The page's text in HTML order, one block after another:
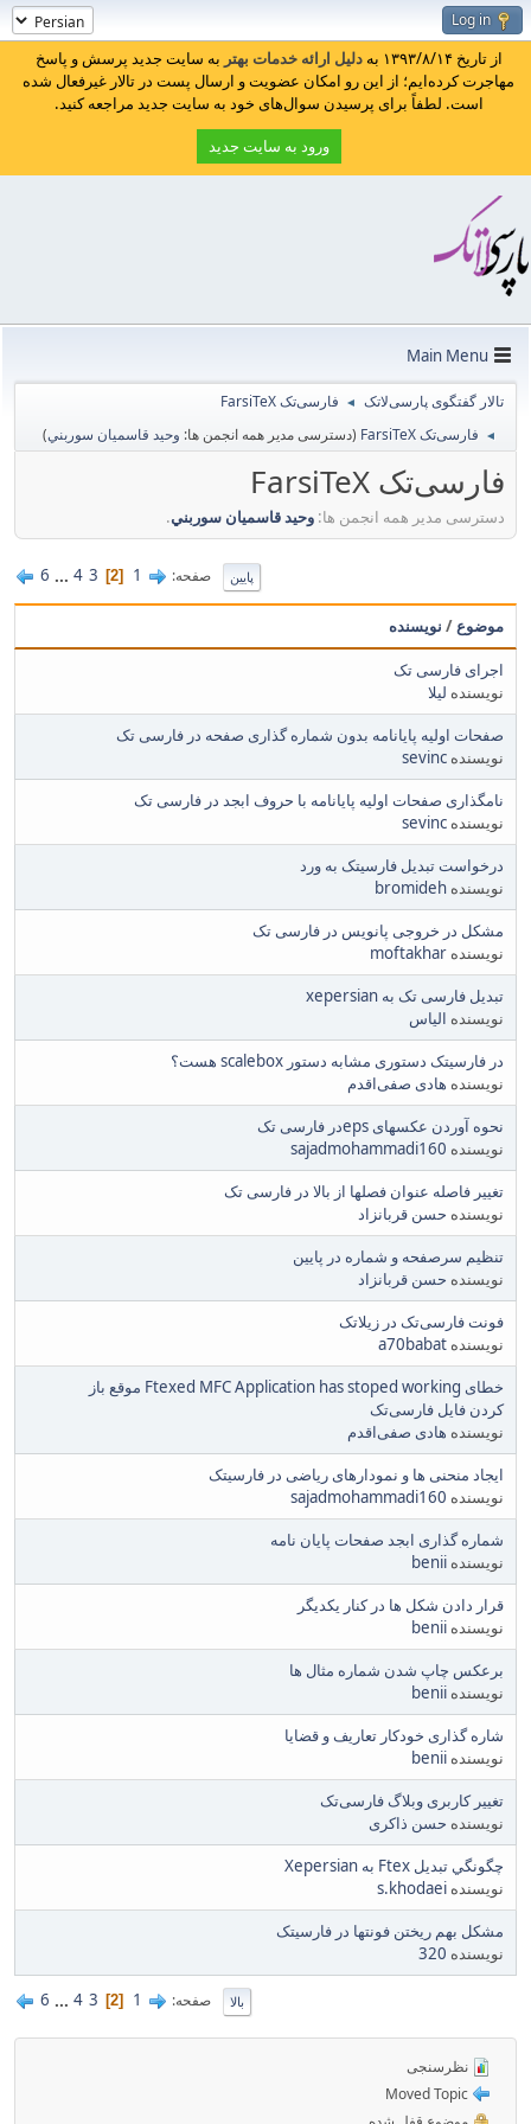
Log in
از تاریخ ۱۳۹۳/۸/۱۴ به دلیل ارائه خدمات بهتر به سایت جدید پرسش و پاسخ
مهاجرت کرده‌ایم؛ از این رو امکان عضویت و ارسال پست در تالار غیرفعال شده
است. لطفاً برای پرسیدن سوال‌های خود به سایت جدید مراجعه کنید.
ورود به سایت جدید
Main Menu
تالار گفتگوی پارسی‌لاتک ◄ فارسی‌تک FarsiTeX
◄ فارسی‌تک FarsiTeX (دسترسی مدیر همه انجمن ها: وحيد قاسميان سوربني)
فارسی‌تک FarsiTeX
دسترسی مدیر همه انجمن ها: وحيد قاسميان سوربني.
پایین صفحه 1
2
3
4
...
6
موضوع / نویسنده
اجرای فارسی تک
نویسنده لیلا
صفحات اولیه پایانامه بدون شماره گذاری صفحه در فارسی تک
نویسنده sevinc
نامگذاری صفحات اولیه پایانامه با حروف ابجد در فارسی تک
نویسنده sevinc
درخواست تبدیل فارسیتک به ورد
نویسنده bromideh
مشکل در خروجی پانویس در فارسی تک
نویسنده moftakhar
تبدیل فارسی تک به xepersian
نویسنده الیاس
در فارسیتک دستوری مشابه دستور scalebox هست؟
نویسنده هادی صفی‌اقدم
نحوه آوردن عکسهای epsدر فارسی تک
نویسنده sajadmohammadi160
تغییر فاصله عنوان فصلها از بالا در فارسی تک
نویسنده حسن قربانزاد
تنظیم سرصفحه و شماره در پایین
نویسنده حسن قربانزاد
فونت فارسی‌تک در زیلاتک
نویسنده a70babat
خطای Ftexed MFC Application has stoped working موقع باز
کردن فایل فارسی‌تک
نویسنده هادی صفی‌اقدم
ایجاد منحنی ها و نمودارهای ریاضی در فارسیتک
نویسنده sajadmohammadi160
شماره گذاری ابجد صفحات پایان نامه
نویسنده benii
قرار دادن شکل ها در کنار یکدیگر
نویسنده benii
برعکس چاپ شدن شماره مثال ها
نویسنده benii
شاره گذاری خودکار تعاریف و قضایا
نویسنده benii
تغییر کاربری وبلاگ فارسی‌تک
نویسنده حسن ذاکری
چگونگي تبديل Ftex به Xepersian
نویسنده s.khodaei
مشکل بهم ریختن فونتها در فارسیتک
نویسنده 320
بالا صفحه 1
2
3
4
...
6
نظرسنجی